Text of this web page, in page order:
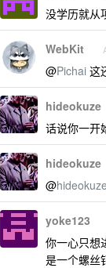
没学历就从
WebKit
@Pichai 这
hideokuze
话说你一开
hideokuze
@hideokuze
yoke123
你一心只想
是一个螺丝